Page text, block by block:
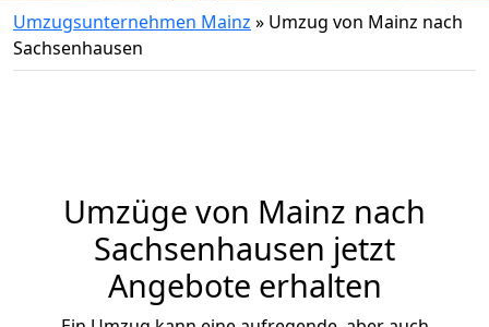
Umzugsunternehmen Mainz » Umzug von Mainz nach
Sachsenhausen
Umzüge von Mainz nach
Sachsenhausen jetzt
Angebote erhalten